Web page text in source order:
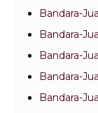
Bandara-
Bandara-
Bandara-
Bandara-
Bandara-